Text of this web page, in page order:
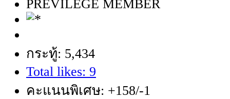
PREVILEGE MEMBER
กระทู้: 5,434
Total likes: 9
คะแนนพิเศษ: +158/-1